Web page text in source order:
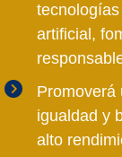
artificial,
Promoverá
igualdad y
alto